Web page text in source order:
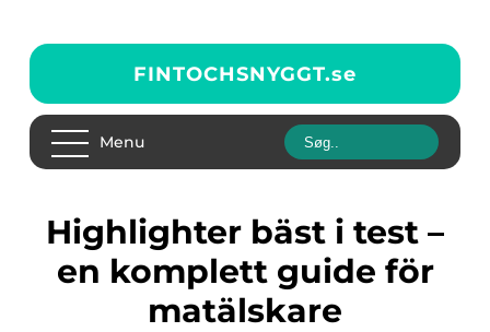
FINTOCHSNYGGT.se
Menu
Highlighter bäst i test –
en komplett guide för
matälskare